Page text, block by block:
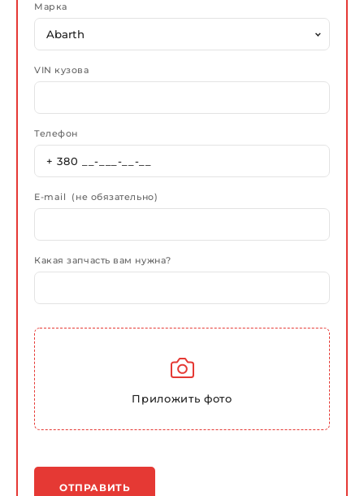
Марка
VIN кузова
Телефон
E-mail (не обязательно)
Какая запчасть вам нужна?
Приложить фото
ОТПРАВИТЬ